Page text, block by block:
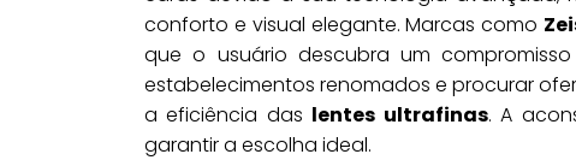
conforto e visual elegante. Marcas como
que o usuário descubra um
estabelecimentos renomados e procurar
a eficiência das lentes ultrafinas. A
garantir a escolha ideal.